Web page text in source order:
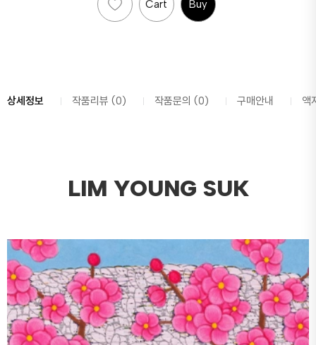
Cart Buy
상세정보 작품리뷰 (0) 작품문의 (0) 구매안내 액
LIM YOUNG SUK